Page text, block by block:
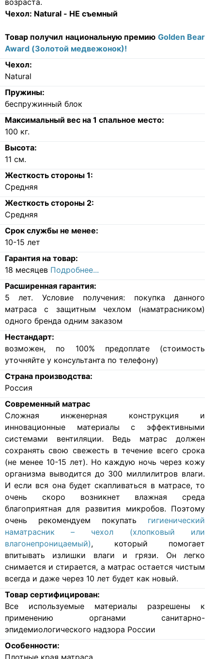
Чехол: Natural - НЕ съемный
Товар получил национальную премию Golden Bear
Award (Золотой медвежонок)!
Чехол:
Natural
Пружины:
беспружинный блок
Максимальный вес на 1 спальное место:
100 кг.
Высота:
11 см.
Жесткость стороны 1:
Средняя
Жесткость стороны 2:
Средняя
Срок службы не менее:
10-15 лет
Гарантия на товар:
18 месяцев Подробнее...
Расширенная гарантия:
5 лет. Условие получения: покупка данного
матраса с защитным чехлом (наматрасником)
одного бренда одним заказом
Нестандарт:
возможен, по 100% предоплате (стоимость
уточняйте у консультанта по телефону)
Страна производства:
Россия
Современный матрас
Cложная инженерная конструкция и
инновационные материалы с эффективными
системами вентиляции. Ведь матрас должен
сохранять свою свежесть в течение всего срока
(не менее 10-15 лет). Но каждую ночь через кожу
организма выводится до 300 миллилитров влаги.
И если вся она будет скапливаться в матрасе, то
очень скоро возникнет влажная среда
благоприятная для развития микробов. Поэтому
очень рекомендуем покупать гигиенический
наматрасник – чехол (хлопковый или
влагонепроницаемый), который помогает
впитывать излишки влаги и грязи. Он легко
снимается и стирается, а матрас остается чистым
всегда и даже через 10 лет будет как новый.
Товар сертифицирован:
Все используемые материалы разрешены к
применению органами санитарно-
эпидемиологического надзора России
Особенности:
Плотные края матраса